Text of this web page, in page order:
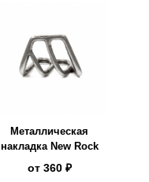
Металлическая
накладка New Rock
от 360 ₽